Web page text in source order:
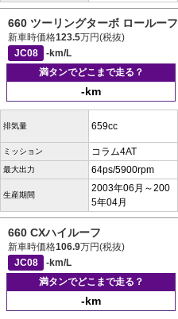
660 ツーリングターボ ロールーフ
新車時価格123.5万円(税抜)
JC08
-km/L
満タンでどこまで走る？
-km
排気量 659cc
ミッション コラム4AT
最大出力 64ps/5900rpm
生産期間
2003年06月～200
5年04月
660 CXハイルーフ
新車時価格106.9万円(税抜)
JC08
-km/L
満タンでどこまで走る？
-km